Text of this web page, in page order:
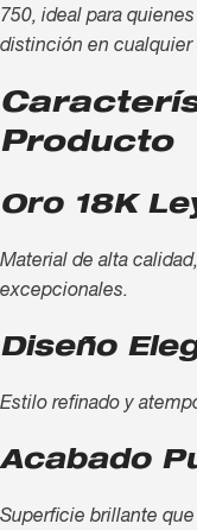
750, ideal para
distinción en cualquier
Producto
Oro 18K
Material de alta
excepcionales.
Diseño
Estilo refinado y
Acabado
Superficie brillante